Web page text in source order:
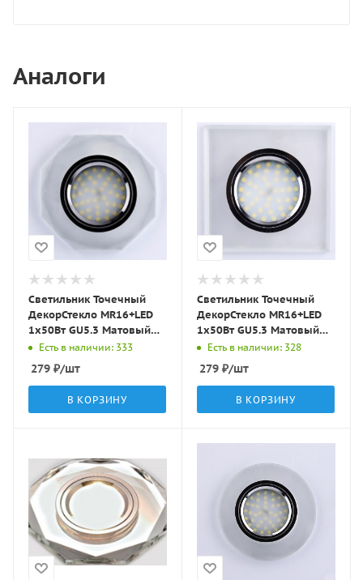
Аналоги
Светильник Точечный
ДекорСтекло MR16+LED
1х50Вт GU5.3 Матовый
D90х10мм IP20 D0801
Есть в наличии: 333
279 ₽/шт
В КОРЗИНУ
Светильник Точечный
ДекорСтекло MR16+LED
1х50Вт GU5.3 Матовый
90х90х10мм IP20 D0001
Есть в наличии: 328
279 ₽/шт
В КОРЗИНУ